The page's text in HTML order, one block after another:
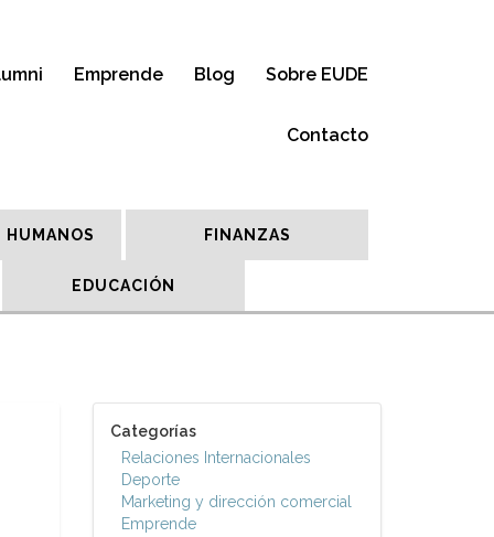
Emprende Blog Sobre EUDE
Contacto
HUMANOS FINANZAS
EDUCACIÓN
Categorías
Relaciones Internacionales
Deporte
Marketing y dirección comercial
Emprende